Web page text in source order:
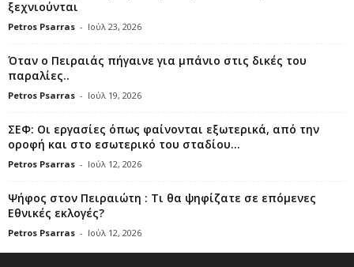
ξεχνιούνται
Petros Psarras - Ιούλ 23, 2026
Όταν ο Πειραιάς πήγαινε για μπάνιο στις δικές του
παραλίες..
Petros Psarras - Ιούλ 19, 2026
ΣΕΦ: Οι εργασίες όπως φαίνονται εξωτερικά, από την
οροφή και στο εσωτερικό του σταδίου...
Petros Psarras - Ιούλ 12, 2026
Ψήφος στον Πειραιώτη : Τι θα ψηφίζατε σε επόμενες
Εθνικές εκλογές?
Petros Psarras - Ιούλ 12, 2026